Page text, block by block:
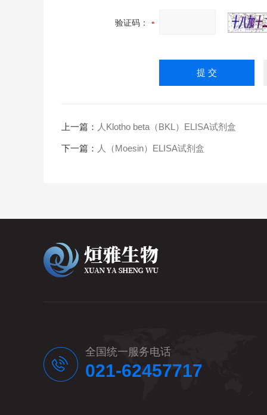
验证码：
上一篇： 人Klotho beta（BKL）ELISA试剂盒
下一篇： 人（Moesin）ELISA试剂盒
全国统一服务电话
021-62457717